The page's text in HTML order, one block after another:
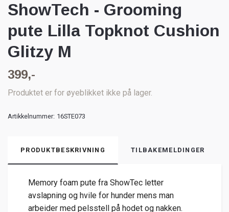
ShowTech - Grooming
pute Lilla Topknot Cushion
Glitzy M
399,-
Produktet er for øyeblikket ikke på lager.
Artikkelnummer: 16STE073
PRODUKTBESKRIVNING TILBAKEMELDINGER
Memory foam pute fra ShowTec letter
avslapning og hvile for hunder mens man
arbeider med pelsstell på hodet og nakken.